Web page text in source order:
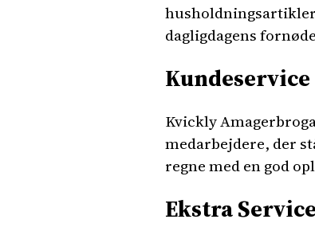
husholdningsartikler
dagligdagens
Kundeservice
Kvickly
medarbejdere, der
regne med en god
Ekstra